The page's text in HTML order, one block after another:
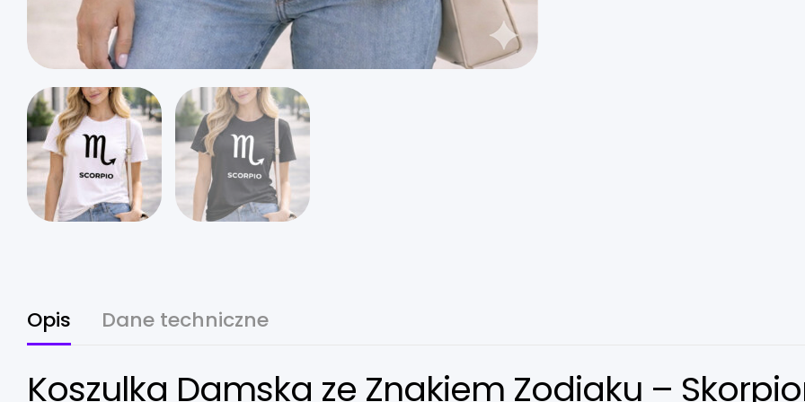
Opis Dane techniczne
Koszulka Damska ze Znakiem Zodiaku –